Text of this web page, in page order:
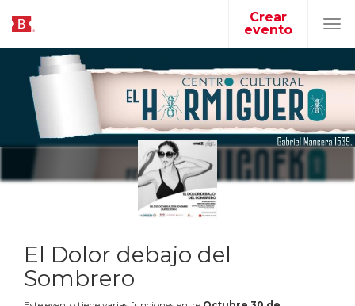
Crear
evento
El Dolor debajo del
Sombrero